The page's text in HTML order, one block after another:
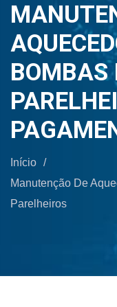
BOMBAS
Início /
Manutenção De
Parelheiros